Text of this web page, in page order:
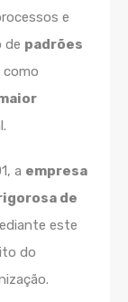
e
de padrões
como
a empresa
de
este
do